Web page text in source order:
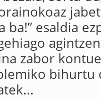
ba!” esaldia
zabor
bihurtu